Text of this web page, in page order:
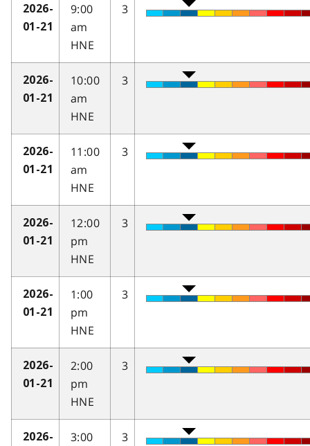
2026-
01-21
9:00
am
HNE
3
2026-
01-21
10:00
am
HNE
3
2026-
01-21
11:00
am
HNE
3
2026-
01-21
12:00
pm
HNE
3
2026-
01-21
1:00
pm
HNE
3
2026-
01-21
2:00
pm
HNE
3
2026-
3:00
3